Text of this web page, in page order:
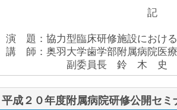
記
演 題：協力型臨床研修施設におけ
講 師：奥羽大学歯学部附属病院医
副委員長 鈴 木 史
平成２０年度附属病院研修公開セミ